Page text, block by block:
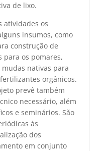
de lixo.
atividades os
insumos, como
construção de
para os pomares,
nativas para
orgânicos.
prevê também
necessário, além
e seminários. São
às
dos
em conjunto